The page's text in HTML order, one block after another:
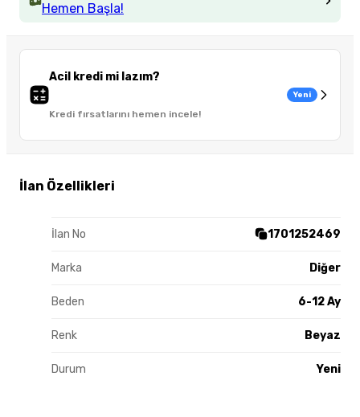
Hemen Başla!
Acil kredi mi lazım?
Kredi fırsatlarını hemen incele!
Yeni
İlan Özellikleri
İlan No 1701252469
Marka Diğer
Beden 6-12 Ay
Renk Beyaz
Durum Yeni